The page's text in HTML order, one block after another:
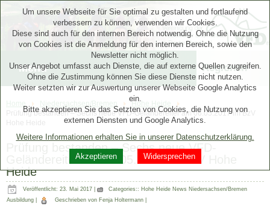
Menü Regionen
Home Niedersachsen/Bremen
Hohe Heide
Prüfung bestanden – Sechs neue VFD-Geländereiter am 06.05.2017 im BzV
Hohe Heide
Prüfung bestanden – Sechs neue VFD-
Geländereiter am 06.05.2017 im BzV Hohe
Heide
Veröffentlicht: 23. Mai 2017 Categories:: Hohe Heide News Niedersachsen/Bremen
Ausbildung
Geschrieben von Fenja Holtermann
Um unsere Webseite für Sie optimal zu gestalten und fortlaufend
verbessern zu können, verwenden wir Cookies.
Diese sind auch für den internen Bereich notwendig. Ohne die Nutzung
von Cookies ist die Anmeldung für den internen Bereich, sowie den
Newsletter nicht möglich.
Unser Angebot umfasst auch Dienste, die auf externe Quellen zugreifen.
Ohne die Zustimmung können Sie diese Dienste nicht nutzen.
Weiter setzten wir zur Auswertung unserer Webseite Google Analytics
ein.
Bitte akzeptieren Sie das Setzten von Cookies, die Nutzung von
externen Diensten und Google Analytics.
Weitere Informationen erhalten Sie in unserer Datenschutzerklärung.
Akzeptieren Widersprechen